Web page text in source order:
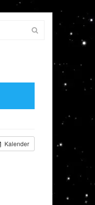
Kalender